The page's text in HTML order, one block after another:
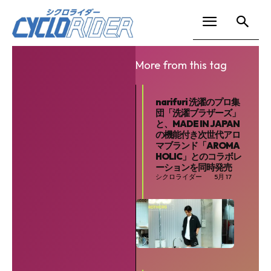
More from this tag
narifuri 洗濯のプロ集
団「洗濯ブラザーズ」
と、MADE IN JAPAN
の機能付き次世代アロ
マブランド「AROMA
HOLIC」とのコラボレ
ーションを同時発売
シクロライダー 5月 17